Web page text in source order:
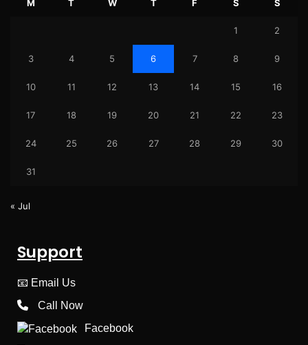
M T W T F S S
1 2
3 4 5 6 7 8 9
10 11 12 13 14 15 16
17 18 19 20 21 22 23
24 25 26 27 28 29 30
31
« Jul
Support
📧 Email Us
Call Now
Facebook